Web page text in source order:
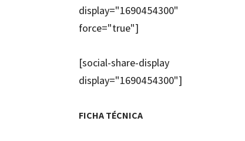
display="1690454300"
force="true"]
[social-share-display
display="1690454300"]
FICHA TÉCNICA